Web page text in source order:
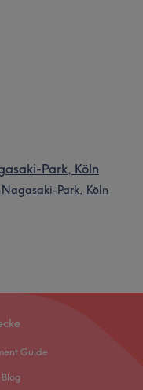
Park, Köln
Park, Köln
Guide